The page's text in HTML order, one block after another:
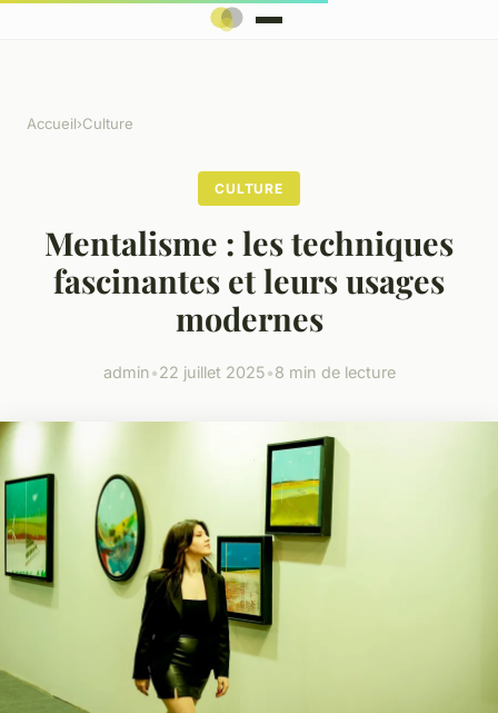
Accueil›Culture
CULTURE
Mentalisme : les techniques
fascinantes et leurs usages
modernes
admin•22 juillet 2025•8 min de lecture